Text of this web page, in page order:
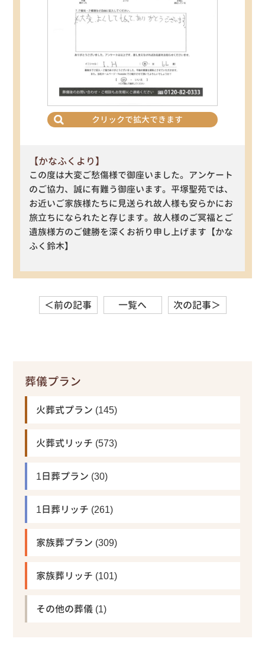
クリックで拡大できます
【かなふくより】
この度は大変ご愁傷様で御座いました。アンケート
のご協力、誠に有難う御座います。平塚聖苑では、
お近いご家族様たちに見送られ故人様も安らかにお
旅立ちになられたと存じます。故人様のご冥福とご
遺族様方のご健勝を深くお祈り申し上げます【かな
ふく鈴木】
＜前の記事 一覧へ 次の記事＞
葬儀プラン
火葬式プラン (145)
火葬式リッチ (573)
1日葬プラン (30)
1日葬リッチ (261)
家族葬プラン (309)
家族葬リッチ (101)
その他の葬儀 (1)